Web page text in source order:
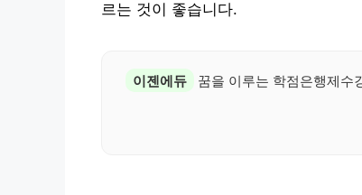
르는 것이 좋습니다.
이젠에듀
꿈을 이루는 학점은행제수